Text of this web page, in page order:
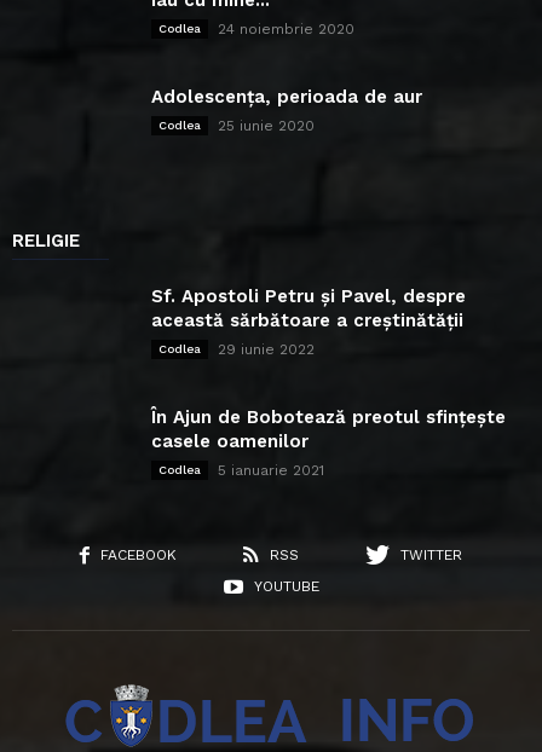
Codlea 24 noiembrie 2020
Adolescența, perioada de aur
Codlea 25 iunie 2020
RELIGIE
Sf. Apostoli Petru și Pavel, despre
această sărbătoare a creștinătății
Codlea 29 iunie 2022
În Ajun de Bobotează preotul sfințește
casele oamenilor
Codlea 5 ianuarie 2021
FACEBOOK RSS
TWITTER
YOUTUBE